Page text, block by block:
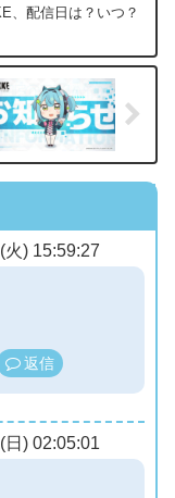
、配信日は？いつ？
) 15:59:27
返信
) 02:05:01